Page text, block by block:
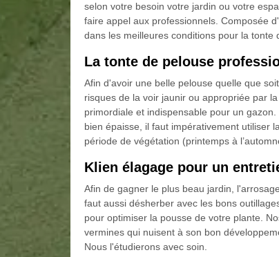
selon votre besoin votre jardin ou votre
faire appel aux professionnels. Composée
dans les meilleures conditions pour la tonte
La tonte de pelouse
Afin d'avoir une belle pelouse quelle que
risques de la voir jaunir ou appropriée par
primordiale et indispensable pour un
bien épaisse, il faut impérativement utiliser
période de végétation (printemps à
Klien élagage pour un
Afin de gagner le plus beau jardin,
faut aussi désherber avec les bons
pour optimiser la pousse de votre plante.
vermines qui nuisent à son bon
Nous l'étudierons avec soin.